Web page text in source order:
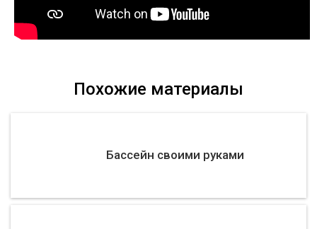
Похожие материалы
Бассейн своими руками